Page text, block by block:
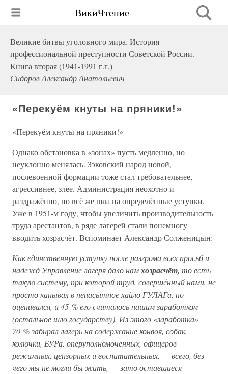
ВикиЧтение
Великие битвы уголовного мира. История
профессиональной преступности Советской России.
Книга вторая (1941-1991 г.г.)
Сидоров Александр Анатольевич
«Перекуём кнуты на пряники!»
«Перекуём кнуты на пряники!»
Однако обстановка в «зонах» пусть медленно, но
неуклонно менялась. Зэковский народ новой,
послевоенной формации тоже стал требовательнее,
агрессивнее, злее. Администрация неохотно и
раздражённо, но всё же шла на определённые уступки.
Уже в 1951-м году, чтобы увеличить производительность
труда арестантов, в ряде лагерей стали понемногу
вводить хозрасчёт. Вспоминает Александр Солженицын:
Как единственную уступку после разгрома всех просьб и
надежд Управление лагеря дало намхозрасчёт, то есть
такую систему, при которой труд, совершённый нами, не
просто канывал в ненасытное хайло ГУЛАГа, но
оценивался, и 45 % его считалось нашим заработком
(остальное шло государству). Из этого «заработка»
70 % забирал лагерь на содержание конвоя, собак,
колючки, БУРа, оперуполномоченных, офицеров
режимных, цензорных и воспитательных, — всего, без
чего мы не могли бы жить, — зато оставшиеся